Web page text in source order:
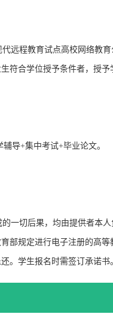
远程教育试点高校网络教
符合学位授予条件者，授予
导+集中考试+毕业论文。
一切后果，均由提供者本
部规定进行电子注册的高
。学生报名时需签订承诺书